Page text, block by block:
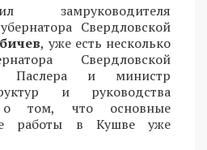
замруководителя
Свердловской
, уже есть несколько
Свердловской
Паслера и министр
и руководства
о том, что основные
работы в Кушве уже